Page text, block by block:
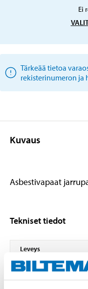
Ei
Tärkeää tietoa
rekisterinumeron ja
Kuvaus
Asbestivapaat
Tekniset tiedot
Leveys
Korkeus
Paksuus